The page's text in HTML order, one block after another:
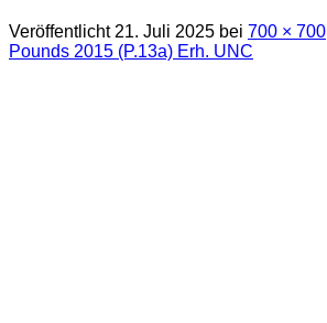
Veröffentlicht 21. Juli 2025 bei 700 × 700
Pounds 2015 (P.13a) Erh. UNC